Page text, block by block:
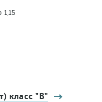
1,15
класс "В"